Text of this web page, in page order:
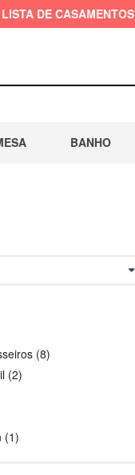
LISTA DE CASAMENTOS
BANHO
(8)
(2)
(1)